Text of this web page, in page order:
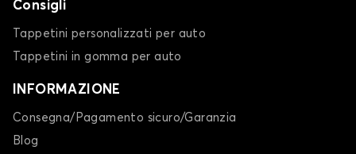
Consigli
Tappetini personalizzati per auto
Tappetini in gomma per auto
INFORMAZIONE
Consegna/Pagamento sicuro/Garanzia
Blog